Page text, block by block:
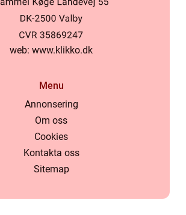
web: www.klikko.dk
Menu
Annonsering
Om oss
Cookies
Kontakta oss
Sitemap